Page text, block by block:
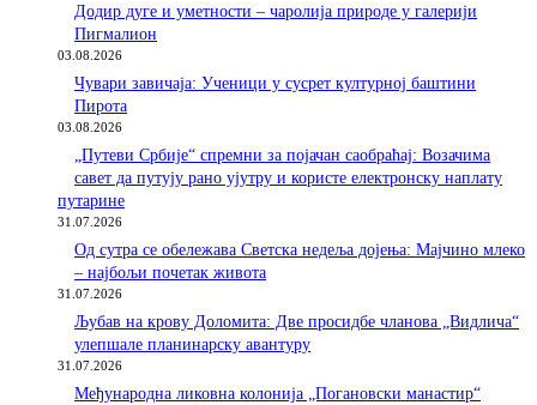
Додир дуге и уметности – чаролија природе у галерији
Пигмалион
03.08.2026
Чувари завичаја: Ученици у сусрет културној баштини
Пирота
03.08.2026
„Путеви Србије“ спремни за појачан саобраћај: Возачима
савет да путују рано ујутру и користе електронску наплату
путарине
31.07.2026
Од сутра се обележава Светска недеља дојења: Мајчино млеко
– најбољи почетак живота
31.07.2026
Љубав на крову Доломита: Две просидбе чланова „Видлича“
улепшале планинарску авантуру
31.07.2026
Међународна ликовна колонија „Погановски манастир“